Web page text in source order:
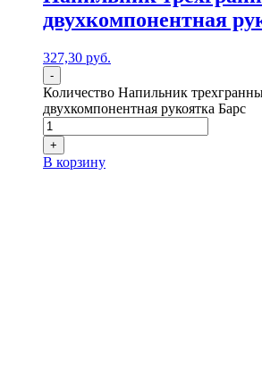
двухкомпонентная
327,30 руб.
-
Количество Напильник
двухкомпонентная рукоятка Барс
+
В корзину